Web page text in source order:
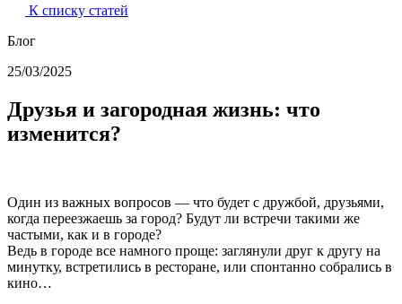
К списку статей
Блог
25/03/2025
Друзья и загородная жизнь: что
изменится?
Один из важных вопросов — что будет с дружбой, друзьями,
когда переезжаешь за город? Будут ли встречи такими же
частыми, как и в городе?
Ведь в городе все намного проще: заглянули друг к другу на
минутку, встретились в ресторане, или спонтанно собрались в
кино…